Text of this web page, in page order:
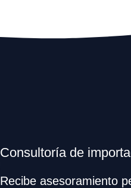
Consultoría de
Recibe asesoramiento